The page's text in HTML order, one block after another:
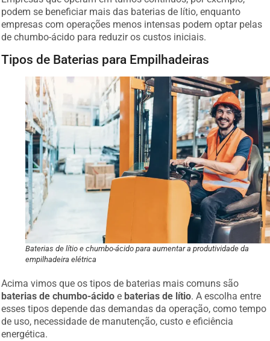
podem se beneficiar mais das baterias de lítio, enquanto
empresas com operações menos intensas podem optar pelas
de chumbo-ácido para reduzir os custos iniciais.
Tipos de Baterias para Empilhadeiras
Baterias de lítio e chumbo-ácido para aumentar a produtividade da
empilhadeira elétrica
Acima vimos que os tipos de baterias mais comuns são
baterias de chumbo-ácido e baterias de lítio. A escolha entre
esses tipos depende das demandas da operação, como tempo
de uso, necessidade de manutenção, custo e eficiência
energética.